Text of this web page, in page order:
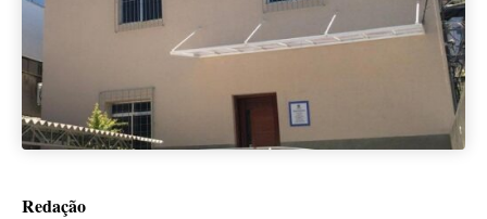
Redação